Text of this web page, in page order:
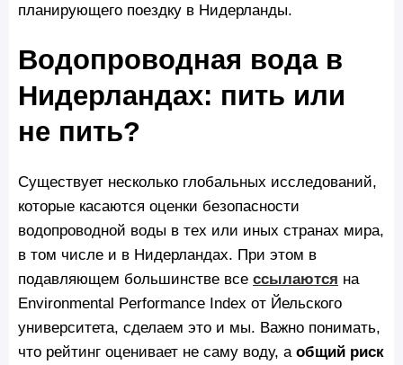
планирующего поездку в Нидерланды.
Водопроводная вода в
Нидерландах: пить или
не пить?
Существует несколько глобальных исследований,
которые касаются оценки безопасности
водопроводной воды в тех или иных странах мира,
в том числе и в Нидерландах. При этом в
подавляющем большинстве все ссылаются на
Environmental Performance Index от Йельского
университета, сделаем это и мы. Важно понимать,
что рейтинг оценивает не саму воду, а общий риск